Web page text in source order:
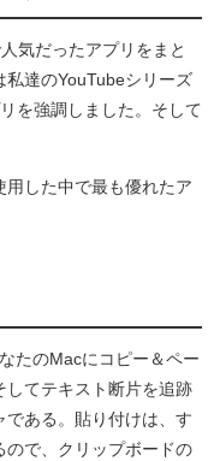
気だったアプリをまと
達のYouTubeシリーズ
を強調しました。そして
用した中で最も優れたア
たのMacにコピー＆ペー
してテキスト断片を追跡
である。貼り付けは、す
ので、クリップボードの